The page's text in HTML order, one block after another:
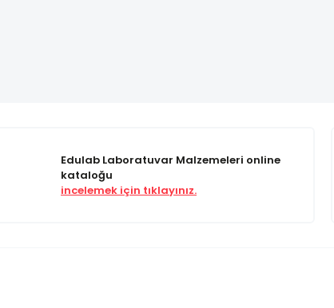
Edulab Laboratuvar Malzemeleri online
kataloğu
incelemek için tıklayınız.